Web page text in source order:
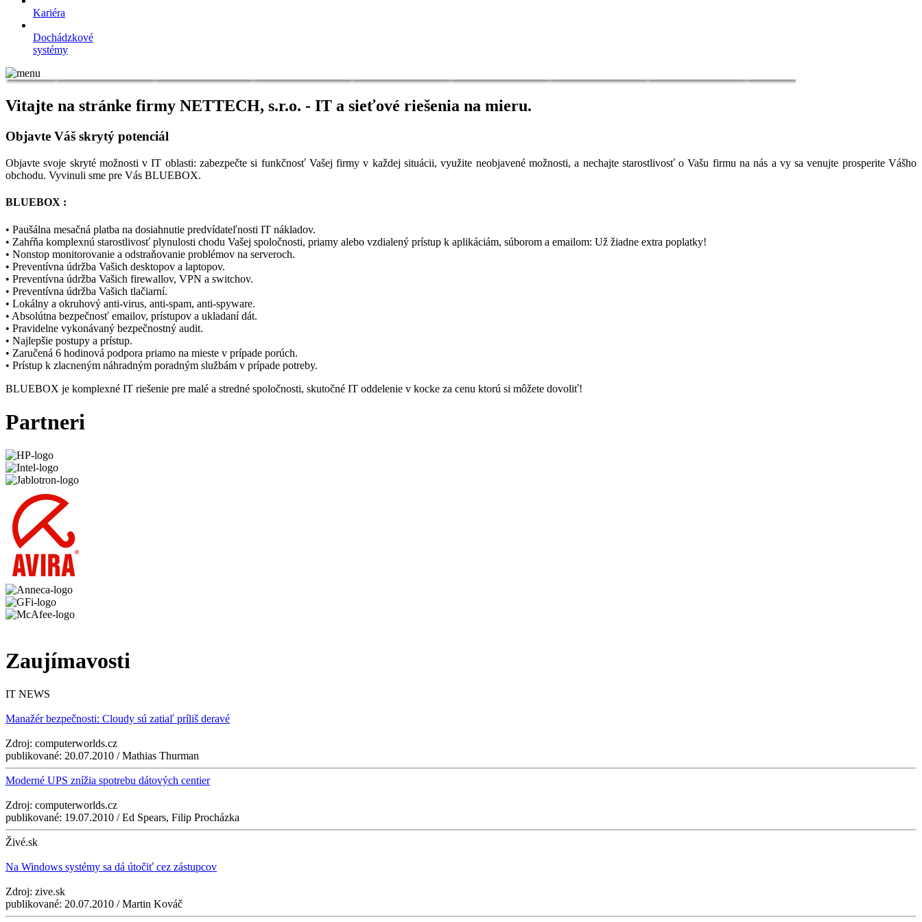
Kariéra
Dochádzkové
systémy
Vitajte na stránke firmy NETTECH, s.r.o. - IT a sieťové riešenia na mieru.
Objavte Váš skrytý potenciál
Objavte svoje skryté možnosti v IT oblasti: zabezpečte si funkčnosť Vašej firmy v každej situácii, využite neobjavené možnosti, a nechajte starostlivosť o Vašu firmu na nás a vy sa venujte prosperite Vášho
obchodu. Vyvinuli sme pre Vás BLUEBOX.
BLUEBOX :
• Paušálna mesačná platba na dosiahnutie predvídateľnosti IT nákladov.
• Zahŕňa komplexnú starostlivosť plynulosti chodu Vašej spoločnosti, priamy alebo vzdialený prístup k aplikáciám, súborom a emailom: Už žiadne extra poplatky!
• Nonstop monitorovanie a odstraňovanie problémov na serveroch.
• Preventívna údržba Vašich desktopov a laptopov.
• Preventívna údržba Vašich firewallov, VPN a switchov.
• Preventívna údržba Vašich tlačiarní.
• Lokálny a okruhový anti-virus, anti-spam, anti-spyware.
• Absolútna bezpečnosť emailov, prístupov a ukladaní dát.
• Pravidelne vykonávaný bezpečnostný audit.
• Najlepšie postupy a prístup.
• Zaručená 6 hodinová podpora priamo na mieste v prípade porúch.
• Prístup k zlacneným náhradným poradným službám v prípade potreby.
BLUEBOX je komplexné IT riešenie pre malé a stredné spoločnosti, skutočné IT oddelenie v kocke za cenu ktorú si môžete dovoliť!
Partneri
Zaujímavosti
IT NEWS
Manažér bezpečnosti: Cloudy sú zatiaľ príliš deravé
Zdroj: computerworlds.cz
publikované: 20.07.2010 / Mathias Thurman
Moderné UPS znížia spotrebu dátových centier
Zdroj: computerworlds.cz
publikované: 19.07.2010 / Ed Spears, Filip Procházka
Živé.sk
Na Windows systémy sa dá útočiť cez zástupcov
Zdroj: zive.sk
publikované: 20.07.2010 / Martin Kováč